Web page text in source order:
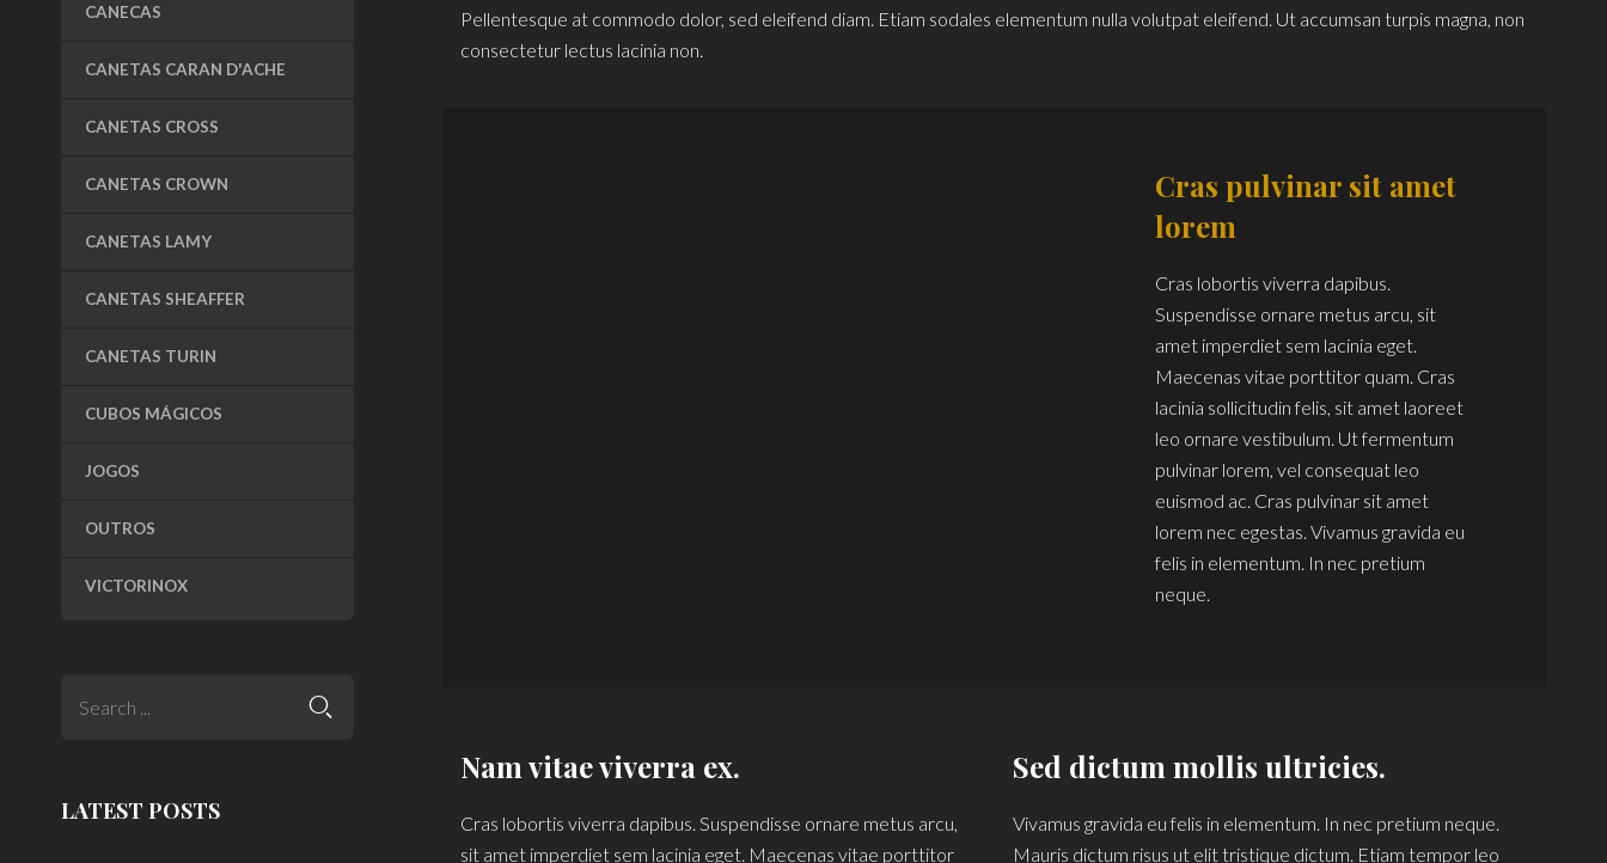
CANECAS
CANETAS CARAN D'ACHE
CANETAS CROSS
CANETAS CROWN
CANETAS LAMY
CANETAS SHEAFFER
CANETAS TURIN
CUBOS MÁGICOS
JOGOS
OUTROS
VICTORINOX
LATEST POSTS
Pellentesque at commodo dolor, sed eleifend diam. Etiam sodales elementum nulla volutpat eleifend. Ut accumsan turpis magna, non
consectetur lectus lacinia non.
Cras pulvinar sit amet
lorem
Cras lobortis viverra dapibus.
Suspendisse ornare metus arcu, sit
amet imperdiet sem lacinia eget.
Maecenas vitae porttitor quam. Cras
lacinia sollicitudin felis, sit amet laoreet
leo ornare vestibulum. Ut fermentum
pulvinar lorem, vel consequat leo
euismod ac. Cras pulvinar sit amet
lorem nec egestas. Vivamus gravida eu
felis in elementum. In nec pretium
neque.
Nam vitae viverra ex.
Cras lobortis viverra dapibus. Suspendisse ornare metus arcu,
sit amet imperdiet sem lacinia eget. Maecenas vitae porttitor
Sed dictum mollis ultricies.
Vivamus gravida eu felis in elementum. In nec pretium neque.
Mauris dictum risus ut elit tristique dictum. Etiam tempor leo